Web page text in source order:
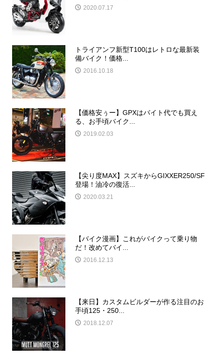
2020.07.17
トライアンフ新型T100はレトロな最新装
備バイク！価格...
2016.10.18
【価格安ぅー】GPXはバイト代でも買え
る、お手頃バイク...
2019.02.03
【尖り度MAX】スズキからGIXXER250/SF
登場！油冷の復活...
2020.03.21
【バイク漫画】これがバイクって乗り物
だ！改めてバイ...
2016.12.13
【来日】カスタムビルダーが作る注目のお
手頃125・250...
2018.12.07